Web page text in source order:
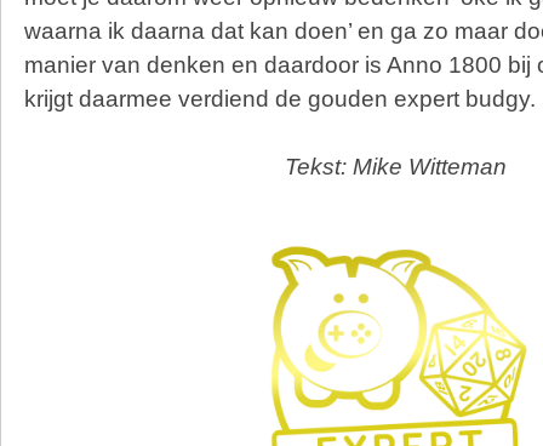
waarna ik daarna dat kan doen’ en ga zo maar
manier van denken en daardoor is Anno 1800 bij
krijgt daarmee verdiend de gouden expert budgy.
Tekst: Mike Witteman